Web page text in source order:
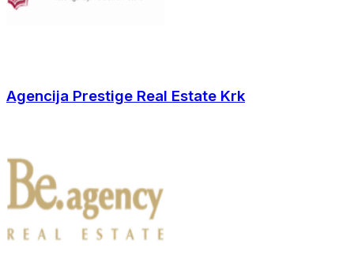
Agencija Prestige Real Estate Krk